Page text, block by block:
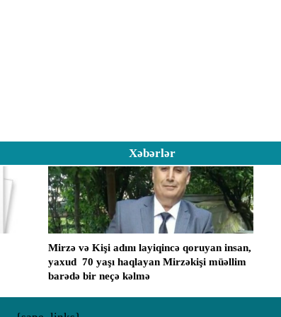
Xəbərlər
Mirzə və Kişi adını layiqincə qoruyan insan,
yaxud ​ 70 yaşı haqlayan Mirzəkişi müəllim
barədə bir neçə kəlmə